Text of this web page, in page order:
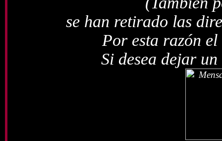
se han retirado las
Por esta razón
Si desea dejar